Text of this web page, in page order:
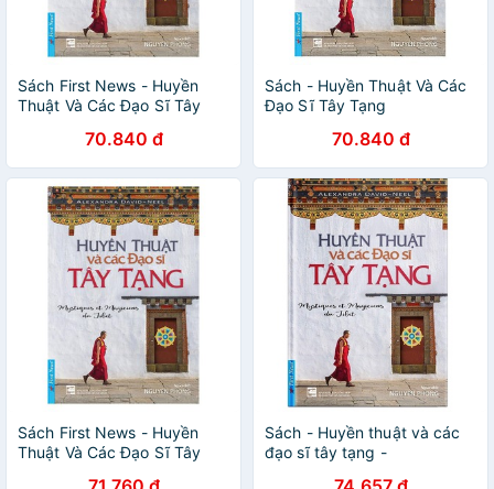
Sách First News - Huyền
Thuật Và Các Đạo Sĩ Tây
70.840 đ
Sách - Huyền Thuật Và Các
Đạo Sĩ Tây Tạng
70.840 đ
Sách First News - Huyền
Thuật Và Các Đạo Sĩ Tây
Sách - Huyền thuật và các
đạo sĩ tây tạng -